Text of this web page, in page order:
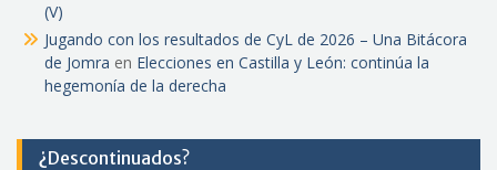
(V)
Jugando con los resultados de CyL de 2026 – Una Bitácora
de Jomra en Elecciones en Castilla y León: continúa la
hegemonía de la derecha
¿Descontinuados?